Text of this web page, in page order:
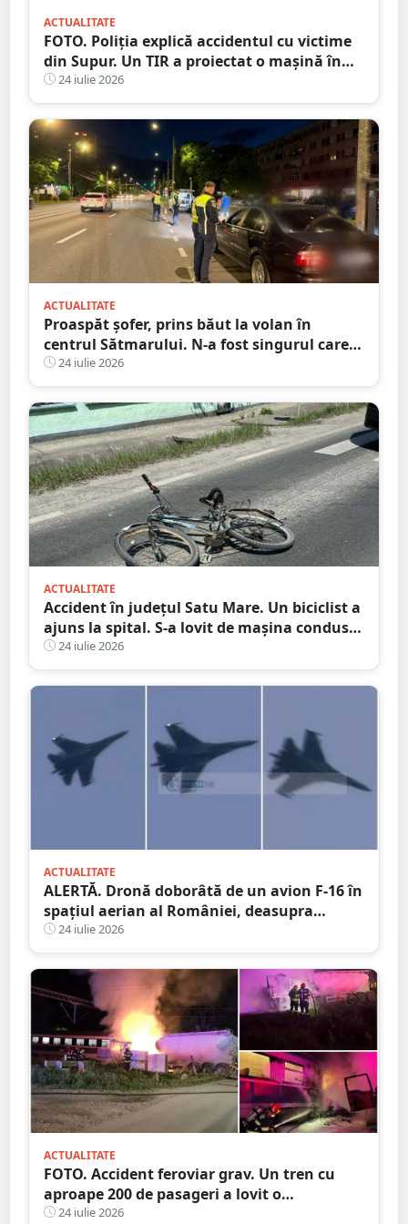
ACTUALITATE
FOTO. Poliția explică accidentul cu victime
din Supur. Un TIR a proiectat o mașină în
șanț24 iulie 2026
ACTUALITATE
Proaspăt șofer, prins băut la volan în
centrul Sătmarului. N-a fost singurul care a
călcat pe bec
24 iulie 2026
ACTUALITATE
Accident în județul Satu Mare. Un biciclist a
ajuns la spital. S-a lovit de mașina condusă
de un tânăr șofer
24 iulie 2026
ACTUALITATE
ALERTĂ. Dronă doborâtă de un avion F-16 în
spațiul aerian al României, deasupra
județului Buzău
24 iulie 2026
ACTUALITATE
FOTO. Accident feroviar grav. Un tren cu
aproape 200 de pasageri a lovit o
autocisternă, care a luat foc
24 iulie 2026